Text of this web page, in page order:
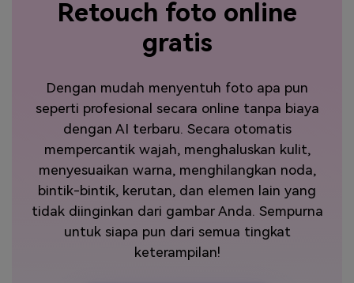
AI Gambar
Model AI yang Didukung
Asisten Video AI
Editor Audio AI
Find More Solutions >>
Panduan Pengguna Apa yang Baru
FAQs Hubungi Kami
Veo3 TOP
Masuk
Berkreasi dengan AI
Retouch foto online
gratis
Dengan mudah menyentuh foto apa pun
seperti profesional secara online tanpa biaya
dengan AI terbaru. Secara otomatis
mempercantik wajah, menghaluskan kulit,
menyesuaikan warna, menghilangkan noda,
bintik-bintik, kerutan, dan elemen lain yang
tidak diinginkan dari gambar Anda. Sempurna
untuk siapa pun dari semua tingkat
keterampilan!